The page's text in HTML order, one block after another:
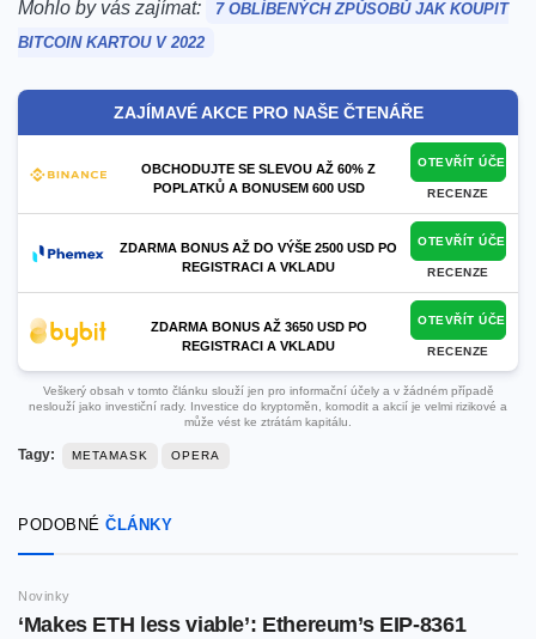
Mohlo by vás zajímat:
7 OBLÍBENÝCH ZPŮSOBŮ JAK KOUPIT
BITCOIN KARTOU V 2022
ZAJÍMAVÉ AKCE PRO NAŠE ČTENÁŘE
OBCHODUJTE SE SLEVOU AŽ 60% Z
POPLATKŮ A BONUSEM 600 USD
OTEVŘÍT ÚČET
RECENZE
ZDARMA BONUS AŽ DO VÝŠE 2500 USD PO
REGISTRACI A VKLADU
OTEVŘÍT ÚČET
RECENZE
ZDARMA BONUS AŽ 3650 USD PO
REGISTRACI A VKLADU
OTEVŘÍT ÚČET
RECENZE
Veškerý obsah v tomto článku slouží jen pro informační účely a v žádném případě
neslouží jako investiční rady. Investice do kryptoměn, komodit a akcií je velmi rizikové a
může vést ke ztrátám kapitálu.
Tagy: METAMASK OPERA
PODOBNÉ ČLÁNKY
Novinky
‘Makes ETH less viable’: Ethereum’s EIP-8361